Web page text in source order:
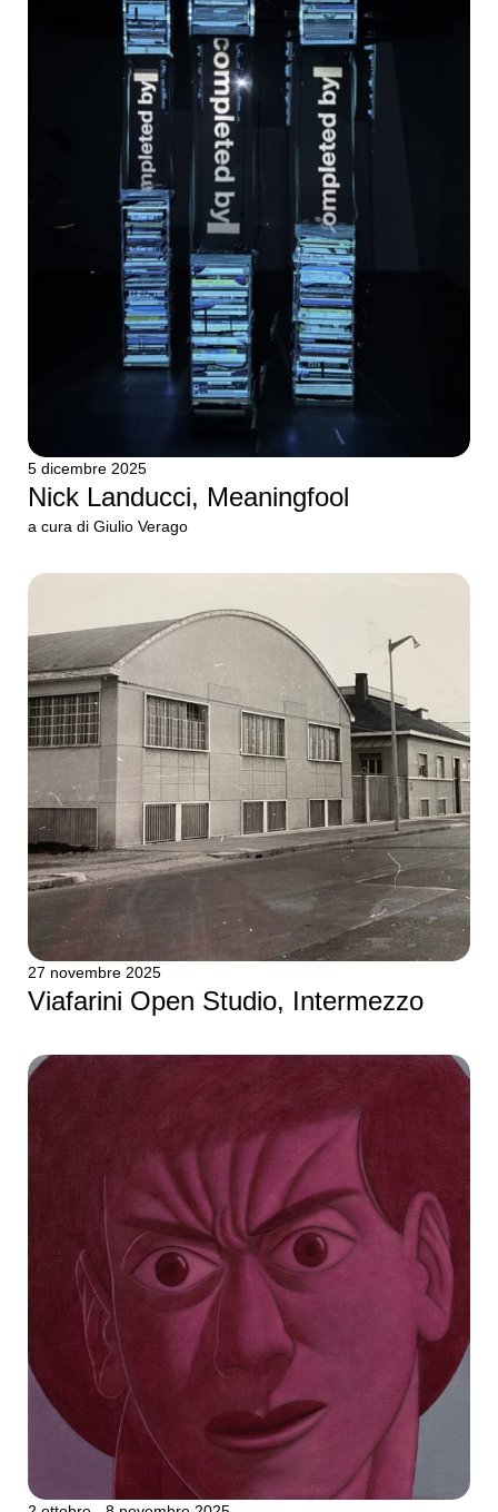
5 dicembre 2025
Nick Landucci, Meaningfool
a cura di Giulio Verago
27 novembre 2025
Viafarini Open Studio, Intermezzo